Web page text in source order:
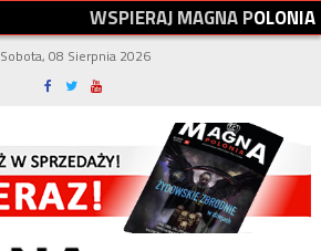
WSPIERAJMAGNAPOLONIA
Sobota, 08 Sierpnia 2026